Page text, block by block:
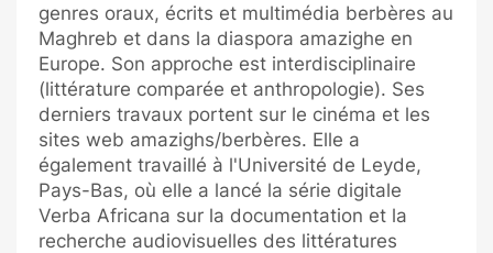
genres oraux, écrits et multimédia berbères au
Maghreb et dans la diaspora amazighe en
Europe. Son approche est interdisciplinaire
(littérature comparée et anthropologie). Ses
derniers travaux portent sur le cinéma et les
sites web amazighs/berbères. Elle a
également travaillé à l'Université de Leyde,
Pays-Bas, où elle a lancé la série digitale
Verba Africana sur la documentation et la
recherche audiovisuelles des littératures